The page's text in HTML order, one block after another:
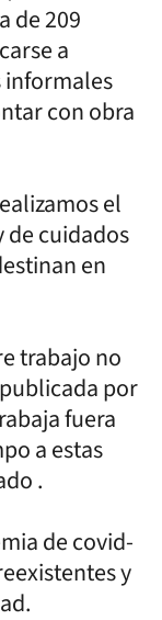
de 209
a
informales
con obra
el
de cuidados
en
trabajo no
por
fuera
a estas
.
de covid-
y